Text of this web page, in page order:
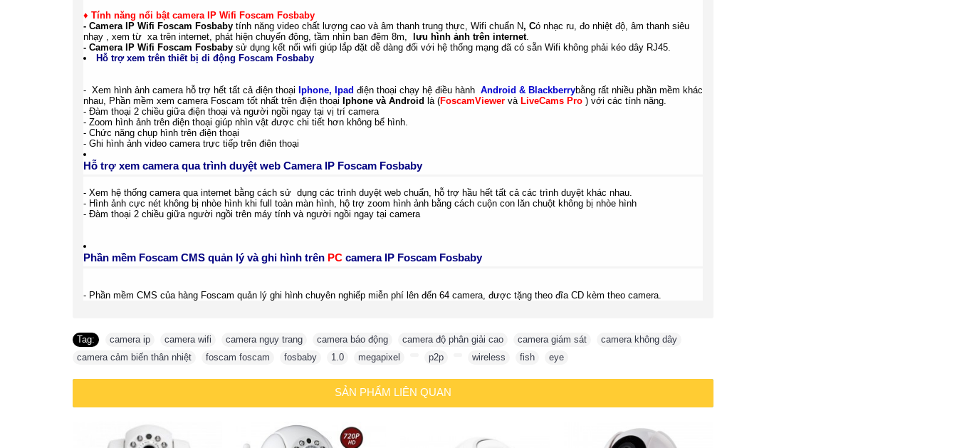
♦ Tính năng nổi bật camera IP Wifi Foscam Fosbaby
- Camera IP Wifi Foscam Fosbaby tính năng video chất lượng cao và âm thanh trung thực, Wifi chuẩn N, Có nhạc ru, đo nhiệt độ, âm thanh siêu
nhạy , xem từ xa trên internet, phát hiện chuyển động, tầm nhìn ban đêm 8m, lưu hình ảnh trên internet.
- Camera IP Wifi Foscam Fosbaby sử dụng kết nối wifi giúp lắp đặt dễ dàng đối với hệ thống mạng đã có sẵn Wifi không phải kéo dây RJ45.
Hỗ trợ xem trên thiết bị di động Foscam Fosbaby
- Xem hình ảnh camera hỗ trợ hết tất cả điện thoại Iphone, Ipad điện thoại chạy hệ điều hành Android & Blackberrybằng rất nhiều phần mềm khác
nhau, Phần mềm xem camera Foscam tốt nhất trên điện thoại Iphone và Android là (FoscamViewer vàLiveCams Pro ) với các tính năng.
- Đàm thoại 2 chiều giữa điện thoại và người ngồi ngay tại vị trí camera
- Zoom hình ảnh trên điện thoại giúp nhìn vật được chi tiết hơn không bể hình.
- Chức năng chụp hình trên điện thoại
- Ghi hình ảnh video camera trực tiếp trên điên thoại
Hỗ trợ xem camera qua trình duyệt web Camera IP Foscam Fosbaby
- Xem hệ thống camera qua internet bằng cách sử dụng các trình duyệt web chuẩn, hỗ trợ hầu hết tất cả các trình duyệt khác nhau.
- Hình ảnh cực nét không bị nhòe hình khi full toàn màn hình, hộ trợ zoom hình ảnh bằng cách cuộn con lăn chuột không bị nhòe hình
- Đàm thoại 2 chiều giữa người ngồi trên máy tính và người ngồi ngay tại camera
Phần mềm Foscam CMS quản lý và ghi hình trên PC camera IP Foscam Fosbaby
- Phần mềm CMS của hàng Foscam quản lý ghi hình chuyên nghiếp miễn phí lên đến 64 camera, được tặng theo đĩa CD kèm theo camera.
Tag: camera ip camera wifi camera ngụy trang camera báo động camera độ phân giải cao camera giám sát camera không dây
camera cảm biến thân nhiệt
foscam foscam fosbaby 1.0 megapixel p2p wireless fish eye
SẢN PHẨM LIÊN QUAN